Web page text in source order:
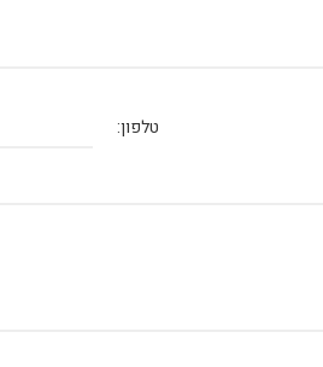
טלפון: